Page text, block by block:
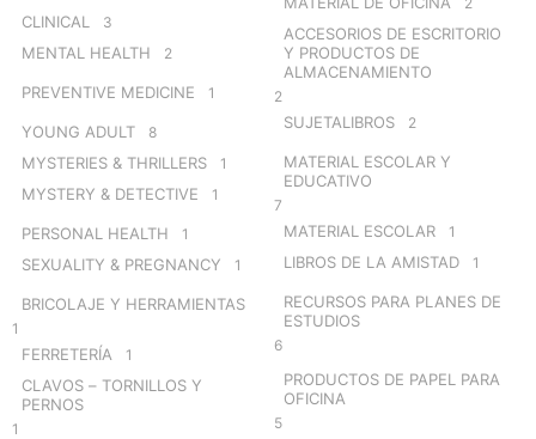
CLINICAL 3
MENTAL HEALTH 2
PREVENTIVE MEDICINE 1
YOUNG ADULT 8
MYSTERIES & THRILLERS 1
MYSTERY & DETECTIVE 1
PERSONAL HEALTH 1
SEXUALITY & PREGNANCY 1
BRICOLAJE Y HERRAMIENTAS
1
FERRETERÍA 1
CLAVOS – TORNILLOS Y
PERNOS
1
ACCESORIOS DE ESCRITORIO
Y PRODUCTOS DE
ALMACENAMIENTO
2
SUJETALIBROS 2
MATERIAL ESCOLAR Y
EDUCATIVO
7
MATERIAL ESCOLAR 1
LIBROS DE LA AMISTAD 1
RECURSOS PARA PLANES DE
ESTUDIOS
6
PRODUCTOS DE PAPEL PARA
OFICINA
5